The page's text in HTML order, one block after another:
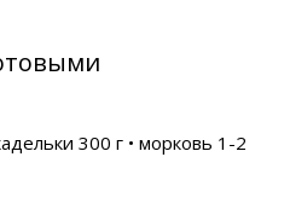
300 г • морковь 1-2